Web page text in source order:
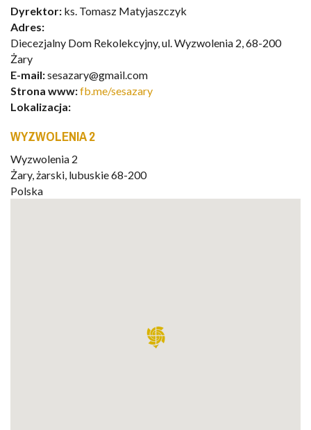
Dyrektor: ks. Tomasz Matyjaszczyk
Adres:
Diecezjalny Dom Rekolekcyjny, ul. Wyzwolenia 2, 68-200
Żary
E-mail:sesazary@gmail.com
Strona www:fb.me/sesazary
Lokalizacja:
WYZWOLENIA 2
Wyzwolenia 2
Żary,żarski, lubuskie68-200
Polska